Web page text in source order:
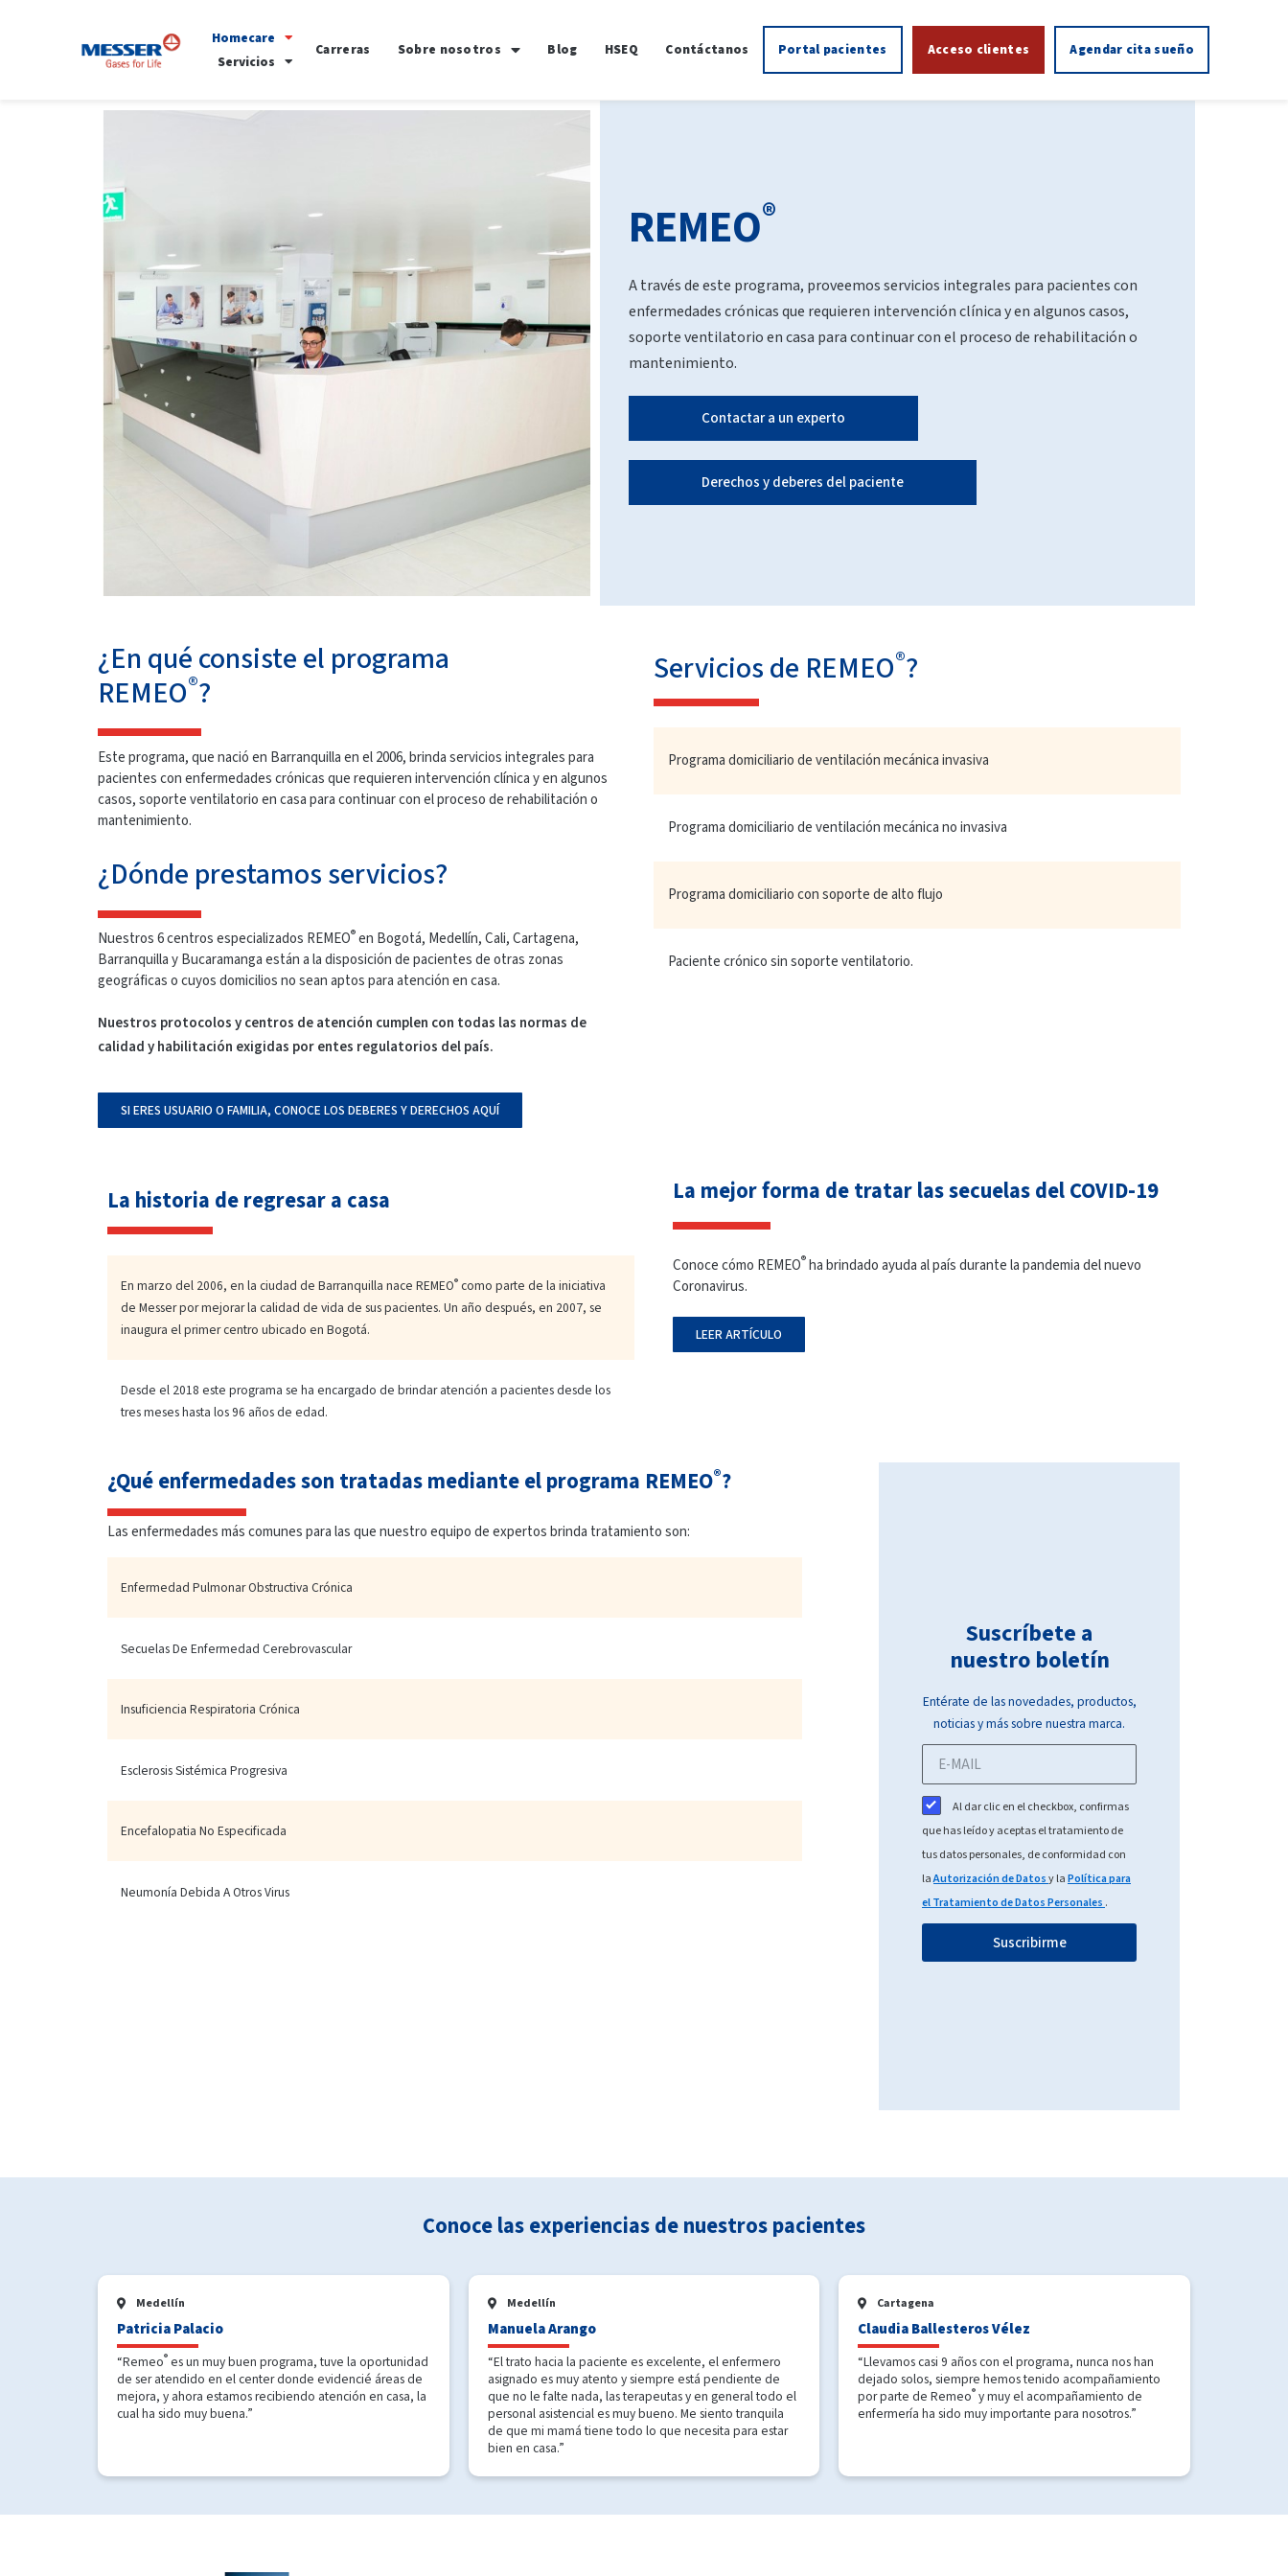
Homecare
Servicios
Carreras Sobre nosotros Blog HSEQ Contáctanos Portal pacientes Acceso clientes Agendar cita sueño
REMEO®
A través de este programa, proveemos servicios integrales para pacientes con
enfermedades crónicas que requieren intervención clínica y en algunos casos,
soporte ventilatorio en casa para continuar con el proceso de rehabilitación o
mantenimiento.
Contactar a un experto
Derechos y deberes del paciente
¿En qué consiste el programa
REMEO®?
Este programa, que nació en Barranquilla en el 2006, brinda servicios integrales para
pacientes con enfermedades crónicas que requieren intervención clínica y en algunos
casos, soporte ventilatorio en casa para continuar con el proceso de rehabilitación o
mantenimiento.
¿Dónde prestamos servicios?
Nuestros 6 centros especializados REMEO®en Bogotá, Medellín, Cali, Cartagena,
Barranquilla y Bucaramanga están a la disposición de pacientes de otras zonas
geográficas o cuyos domicilios no sean aptos para atención en casa.
Nuestros protocolos y centros de atención cumplen con todas las normas de
calidad y habilitación exigidas por entes regulatorios del país.
SI ERES USUARIO O FAMILIA, CONOCE LOS DEBERES Y DERECHOS AQUÍ
Servicios de REMEO®?
Programa domiciliario de ventilación mecánica invasiva
Programa domiciliario de ventilación mecánica no invasiva
Programa domiciliario con soporte de alto flujo
Paciente crónico sin soporte ventilatorio.
La historia de regresar a casa
En marzo del 2006, en la ciudad de Barranquilla nace REMEO®como parte de la iniciativa
de Messer por mejorar la calidad de vida de sus pacientes. Un año después, en 2007, se
inaugura el primer centro ubicado en Bogotá.
Desde el 2018 este programa se ha encargado de brindar atención a pacientes desde los
tres meses hasta los 96 años de edad.
La mejor forma de tratar las secuelas del COVID-19
Conoce cómo REMEO®ha brindado ayuda al país durante la pandemia del nuevo
Coronavirus.
LEER ARTÍCULO
¿Qué enfermedades son tratadas mediante el programa REMEO®?
Las enfermedades más comunes para las que nuestro equipo de expertos brinda tratamiento son:
Enfermedad Pulmonar Obstructiva Crónica
Secuelas De Enfermedad Cerebrovascular
Insuficiencia Respiratoria Crónica
Esclerosis Sistémica Progresiva
Encefalopatia No Especificada
Neumonía Debida A Otros Virus
Suscríbete a
nuestro boletín
Entérate de las novedades, productos,
noticias y más sobre nuestra marca.
Al dar clic en el checkbox, confirmas
que has leído y aceptas el tratamiento de
tus datos personales, de conformidad con
laAutorización de Datosy laPolítica para
el Tratamiento de Datos Personales .
Suscribirme
Conoce las experiencias de nuestros pacientes
Medellín
Patricia Palacio
“Remeo® es un muy buen programa, tuve la oportunidad
de ser atendido en el center donde evidencié áreas de
mejora, y ahora estamos recibiendo atención en casa, la
cual ha sido muy buena.”
Medellín
Manuela Arango
“El trato hacia la paciente es excelente, el enfermero
asignado es muy atento y siempre está pendiente de
que no le falte nada, las terapeutas y en general todo el
personal asistencial es muy bueno. Me siento tranquila
de que mi mamá tiene todo lo que necesita para estar
bien en casa.”
Cartagena
Claudia Ballesteros Vélez
“Llevamos casi 9 años con el programa, nunca nos han
dejado solos, siempre hemos tenido acompañamiento
por parte de Remeo® y muy el acompañamiento de
enfermería ha sido muy importante para nosotros.”